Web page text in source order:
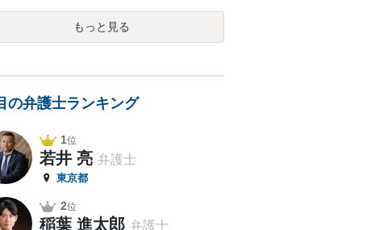
もっと見る
の弁護士ランキング
1位
若井 亮 弁護士
東京都
2位
稲葉 進太郎 弁護士